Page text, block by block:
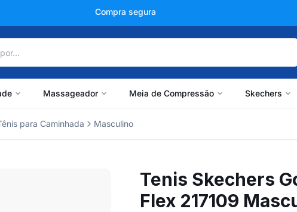
+150 mil avaliações
Massageador Meia de Compressão Skechers
para Caminhada Masculino
Tenis Skechers
Flex 217109